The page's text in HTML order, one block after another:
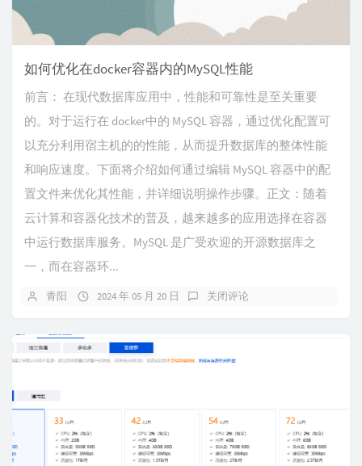
如何优化在docker容器内的MySQL性能
前言： 在现代数据库应用中，性能和可靠性是至关重要
的。对于运行在 docker中的 MySQL 容器，通过优化配置可
以充分利用宿主机的的性能，从而提升数据库的整体性能
和响应速度。下面将介绍如何通过编辑 MySQL 容器中的配
置文件来优化其性能，并详细说明操作步骤。​正文：随着
云计算和容器化技术的普及，越来越多的应用选择在容器
中运行数据库服务。MySQL 是广受欢迎的开源数据库之
一，而在容器环...
青阳 2024 年 05 月 20 日 关闭评论